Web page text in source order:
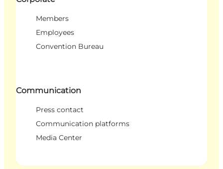
Members
Employees
Convention Bureau
Communication
Press contact
Communication platforms
Media Center